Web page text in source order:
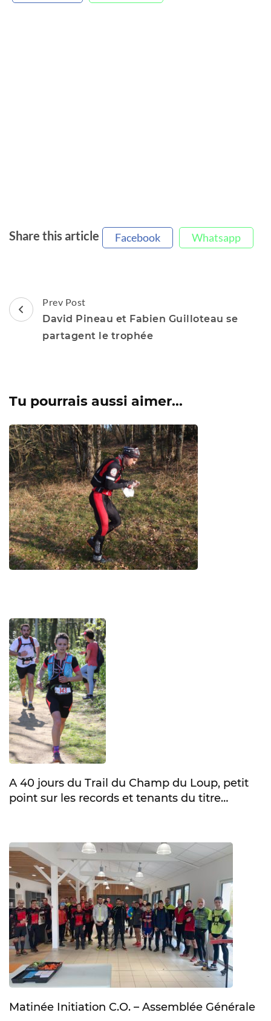
Share this article Facebook Whatsapp
Post
Navigation
Prev Post
David Pineau et Fabien Guilloteau se
partagent le trophée
Tu pourrais aussi aimer...
A 40 jours du Trail du Champ du Loup, petit
point sur les records et tenants du titre…
Matinée Initiation C.O. – Assemblée Générale